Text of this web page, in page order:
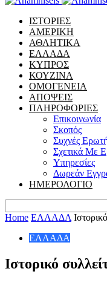
ΙΣΤΟΡΙΕΣ
ΑΜΕΡΙΚΗ
ΑΘΛΗΤΙΚΑ
ΕΛΛΑΔΑ
ΚΥΠΡΟΣ
ΚΟΥΖΙΝΑ
ΟΜΟΓΕΝΕΙΑ
ΑΠΟΨΕΙΣ
ΠΛΗΡΟΦΟΡΙΕΣ
Επικοινωνία
Σκοπός
Συχνές
Σχετικά Με
Υπηρεσίες
Δωρεάν
ΗΜΕΡΟΛΟΓΙΟ
Home ΕΛΛΑΔΑ
ΕΛΛΑΔΑ
Ιστορικό